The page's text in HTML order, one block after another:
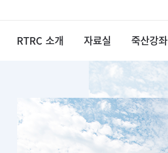
RTRC 소개 자료실 죽산강좌